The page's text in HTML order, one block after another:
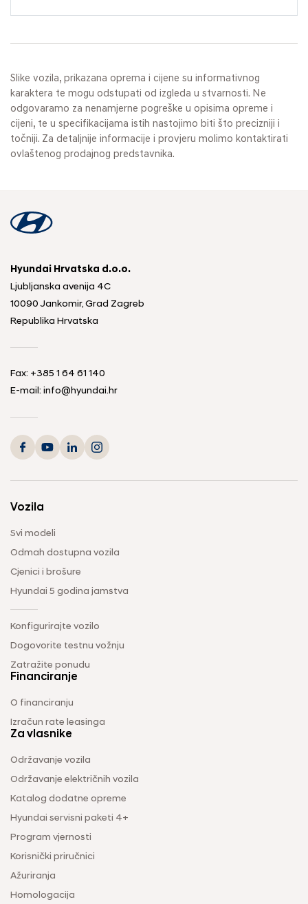
Slike vozila, prikazana oprema i cijene su informativnog
karaktera te mogu odstupati od izgleda u stvarnosti. Ne
odgovaramo za nenamjerne pogreške u opisima opreme i
cijeni, te u specifikacijama istih nastojimo biti što precizniji i
točniji. Za detaljnije informacije i provjeru molimo kontaktirati
ovlaštenog prodajnog predstavnika.
Hyundai Hrvatska d.o.o.
Ljubljanska avenija 4C
10090 Jankomir, Grad Zagreb
Republika Hrvatska
Fax: +385 1 64 61 140
E-mail: info@hyundai.hr
Vozila
Svi modeli
Odmah dostupna vozila
Cjenici i brošure
Hyundai 5 godina jamstva
Konfigurirajte vozilo
Dogovorite testnu vožnju
Zatražite ponudu
Financiranje
O financiranju
Izračun rate leasinga
Za vlasnike
Održavanje vozila
Održavanje električnih vozila
Katalog dodatne opreme
Hyundai servisni paketi 4+
Program vjernosti
Korisnički priručnici
Ažuriranja
Homologacija